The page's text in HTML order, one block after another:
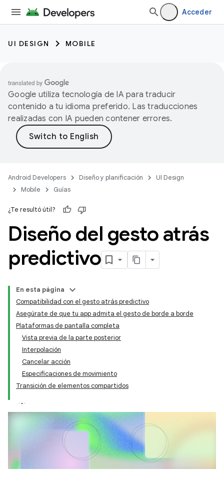
Acceder
UI DESIGN MOBILE
Google utiliza tecnología de IA para traducir
contenido a tu idioma preferido. Las traducciones
realizadas con IA pueden contener errores.
Android Developers Diseño y planificación
UI Design
Mobile
Guías
¿Te resultó útil?
Diseño del gesto atrás
predictivo
En esta página
Compatibilidad con el gesto atrás predictivo
Asegúrate de que tu app admita el gesto de borde a borde
Plataformas de pantalla completa
Vista previa de la parte posterior
Interpolación
Cancelar acción
Especificaciones de movimiento
Transición de elementos compartidos